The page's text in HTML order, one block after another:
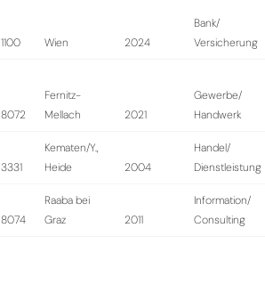
1100 Wien 2024
Bank/
Versicherung
8072
Fernitz-
Mellach
2021
Gewerbe/
Handwerk
3331
Kematen/Y.,
Heide
2004
Handel/
Dienstleistung
8074
Raaba bei
Graz
2011
Information/
Consulting